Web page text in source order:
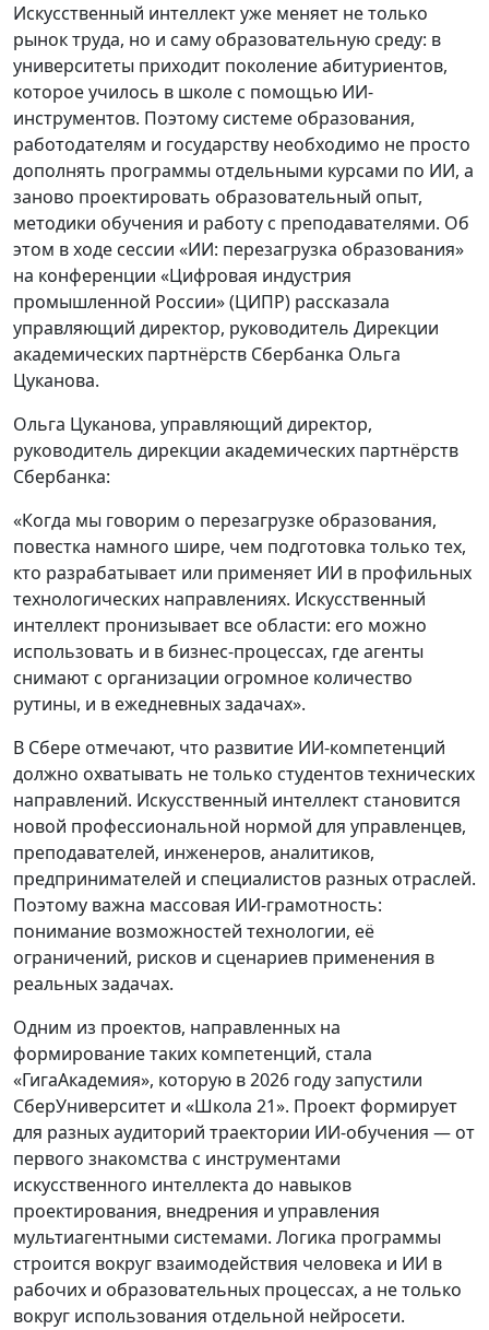
Искусственный интеллект уже меняет не только
рынок труда, но и саму образовательную среду: в
университеты приходит поколение абитуриентов,
которое училось в школе с помощью ИИ-
инструментов. Поэтому системе образования,
работодателям и государству необходимо не просто
дополнять программы отдельными курсами по ИИ, а
заново проектировать образовательный опыт,
методики обучения и работу с преподавателями. Об
этом в ходе сессии «ИИ: перезагрузка образования»
на конференции «Цифровая индустрия
промышленной России» (ЦИПР) рассказала
управляющий директор, руководитель Дирекции
академических партнёрств Сбербанка Ольга
Цуканова.
Ольга Цуканова, управляющий директор,
руководитель дирекции академических партнёрств
Сбербанка:
«Когда мы говорим о перезагрузке образования,
повестка намного шире, чем подготовка только тех,
кто разрабатывает или применяет ИИ в профильных
технологических направлениях. Искусственный
интеллект пронизывает все области: его можно
использовать и в бизнес-процессах, где агенты
снимают с организации огромное количество
рутины, и в ежедневных задачах».
В Сбере отмечают, что развитие ИИ-компетенций
должно охватывать не только студентов технических
направлений. Искусственный интеллект становится
новой профессиональной нормой для управленцев,
преподавателей, инженеров, аналитиков,
предпринимателей и специалистов разных отраслей.
Поэтому важна массовая ИИ-грамотность:
понимание возможностей технологии, её
ограничений, рисков и сценариев применения в
реальных задачах.
Одним из проектов, направленных на
формирование таких компетенций, стала
«ГигаАкадемия», которую в 2026 году запустили
СберУниверситет и «Школа 21». Проект формирует
для разных аудиторий траектории ИИ-обучения — от
первого знакомства с инструментами
искусственного интеллекта до навыков
проектирования, внедрения и управления
мультиагентными системами. Логика программы
строится вокруг взаимодействия человека и ИИ в
рабочих и образовательных процессах, а не только
вокруг использования отдельной нейросети.